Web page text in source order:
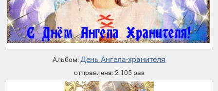
Альбом:День Ангела-хранителя
отправлена: 2 105 раз